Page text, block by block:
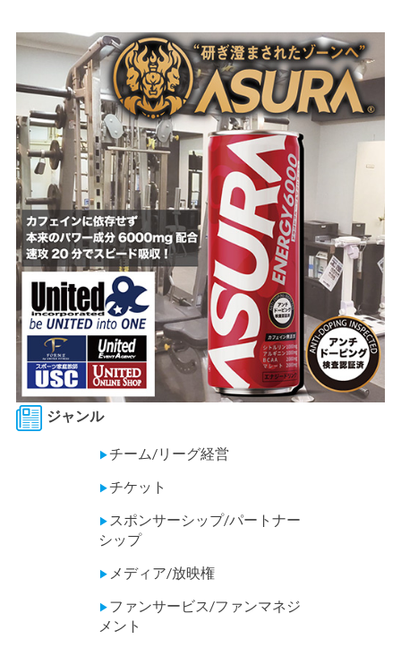
ジャンル
▶チーム/リーグ経営
▶チケット
▶ スポンサーシップ/パートナー
シップ
▶ メディア/放映権
▶ ファンサービス/ファンマネジ
メント